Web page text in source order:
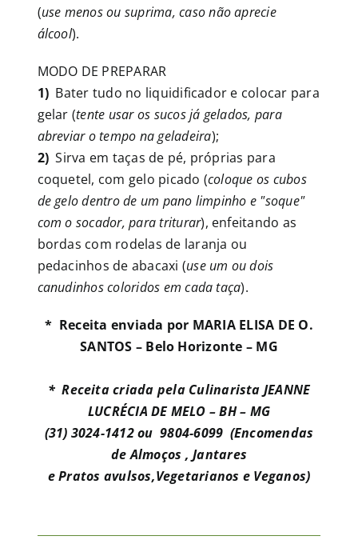
(use menos ou suprima, caso não aprecie
álcool).
MODO DE PREPARAR
1) Bater tudo no liquidificador e colocar para
gelar (tente usar os sucos já gelados, para
abreviar o tempo na geladeira);
2) Sirva em taças de pé, próprias para
coquetel, com gelo picado (coloque os cubos
de gelo dentro de um pano limpinho e "soque"
com o socador, para triturar), enfeitando as
bordas com rodelas de laranja ou
pedacinhos de abacaxi (use um ou dois
canudinhos coloridos em cada taça).
* Receita enviada por MARIA ELISA DE O.
SANTOS – Belo Horizonte – MG
* Receita criada pela Culinarista JEANNE
LUCRÉCIA DE MELO – BH – MG
(31) 3024-1412 ou 9804-6099 (Encomendas
de Almoços , Jantares
e Pratos avulsos,Vegetarianos e Veganos)